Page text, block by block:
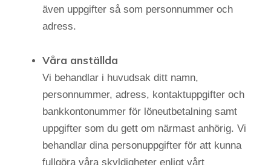
även uppgifter så som personnummer och
adress.
Våra anställda
Vi behandlar i huvudsak ditt namn,
personnummer, adress, kontaktuppgifter och
bankkontonummer för löneutbetalning samt
uppgifter som du gett om närmast anhörig. Vi
behandlar dina personuppgifter för att kunna
fullgöra våra skyldigheter enligt vårt